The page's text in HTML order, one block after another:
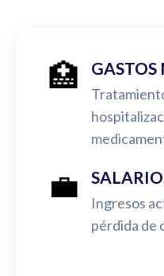
🏥 GASTOS
💼
Ingresos
pérdida de